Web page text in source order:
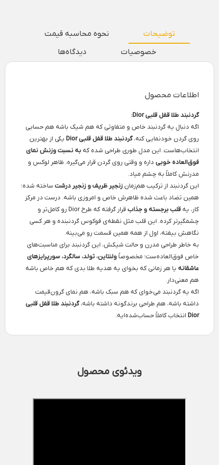
توضیحات
نحوه محاسبه قیمت
خصوصیات
دیدگاه‌ها
اطلاعات محصول
گردنبند طلا قفل قلبی Dior:
اگه دنبال یه گردنبند خاص و متفاوتی که هم شیک باشه هم حسابی
روی گردن خودنمایی کنه،گردنبند طلا قفل قلبی Dior
یکی از بهترین
انتخاب‌هاست. این مدل طوری طراحی شده که به نسبت وزنش نمای
فوق‌العاده خوبی داره و وقتی روی گردن قرار می‌گیره، ظاهر لوکس و
مدرنش کاملاً به چشم میاد.
این گردنبند از ترکیب هم‌زمان زنجیر ظریف و زنجیر درشت ساخته شده؛
همین تضاد باعث شده ظاهرش خاص و امروزی باشه. درست در مرکز
کار، یه قلب برجسته و جذاب
قرار گرفته که طرح Dior رو کامل‌تر و
چشمگیرتر کرده. این قلب مثل نقطه‌ی فوکوس گردنبنده و هر کسی
نگاهش بیفته، اول از همه همین قسمت رو می‌بینه.
به خاطر طراحی مدرن و حالت شیکش، این گردنبند برای مناسبت‌های
خاص فوق‌العاده‌ست؛ مخصوصاً ولنتاین، تولد، سالگرد، سورپرایزهای
عاشقانه یا هر زمانی که بخوای یه هدیه طلا بدی که هم خاص باشه
هم معنی‌دار.
اگه یه گردنبند می‌خوای که هم سبک باشه، هم نمای گرون‌قیمت
داشته باشه، هم طراحی برندگونه داشته باشه،گردنبند طلا قفل قلبی
Dior انتخاب کاملاً حساب‌شده‌ایه.
ویدئوی محصول